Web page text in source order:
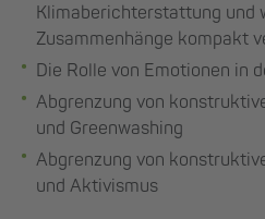
Klimaberichterstattung und
Zusammenhänge kompakt
Die Rolle von Emotionen in
Abgrenzung von
und Greenwashing
Abgrenzung von
und Aktivismus